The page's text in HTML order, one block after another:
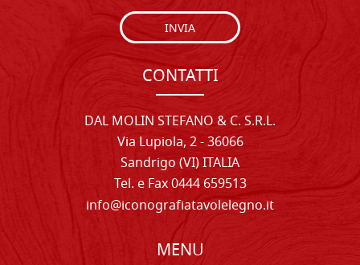
INVIA
CONTATTI
DAL MOLIN STEFANO & C. S.R.L.
Via Lupiola, 2 - 36066
Sandrigo (VI) ITALIA
Tel. e Fax 0444 659513
info@iconografiatavolelegno.it
MENU